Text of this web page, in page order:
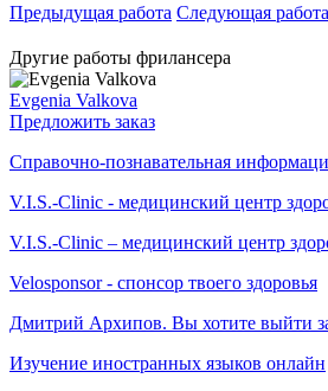
Предыдущая работа Следующая работа
Другие работы фрилансера
Evgenia Valkova
Предложить заказ
Справочно-познавательная
V.I.S.-Clinic - медицинский центр
V.I.S.-Clinic – медицинский центр
Velosponsor - спонсор твоего здоровья
Дмитрий Архипов. Вы хотите выйти
Изучение иностранных языков онлайн